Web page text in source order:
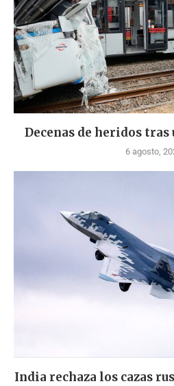
Decenas de heridos tras
6 agosto,
India rechaza los cazas